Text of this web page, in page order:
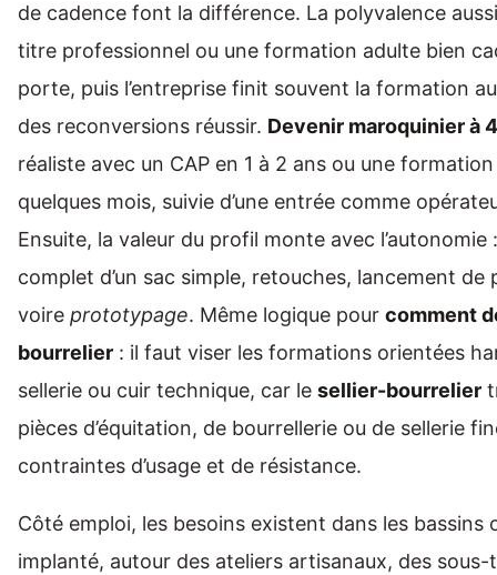
de cadence font la différence. La polyvalence
titre professionnel ou une formation adulte bien
porte, puis l’entreprise finit souvent la formation au
des reconversions réussir. Devenir maroquinier à
réaliste avec un CAP en 1 à 2 ans ou une
quelques mois, suivie d’une entrée comme
Ensuite, la valeur du profil monte avec l’autonomie
complet d’un sac simple, retouches, lancement de
voire prototypage. Même logique pour comment
bourrelier : il faut viser les formations orientées
sellerie ou cuir technique, car le sellier-bourrelier
pièces d’équitation, de bourrellerie ou de sellerie
contraintes d’usage et de résistance.
Côté emploi, les besoins existent dans les bassins
implanté, autour des ateliers artisanaux, des